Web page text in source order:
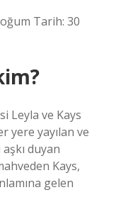
Tarih: 30
Leyla ve Kays
yere yayılan ve
duyan
Kays,
gelen